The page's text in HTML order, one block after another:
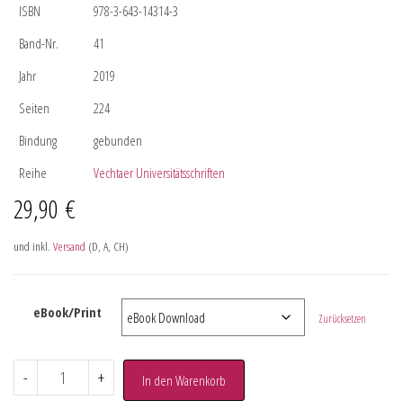
ISBN
978-3-643-14314-3
Band-Nr.
41
Jahr
2019
Seiten
224
Bindung
gebunden
Reihe
Vechtaer Universitätsschriften
29,90 €
und inkl. Versand (D, A, CH)
eBook/Print Zurücksetzen
- + In den Warenkorb